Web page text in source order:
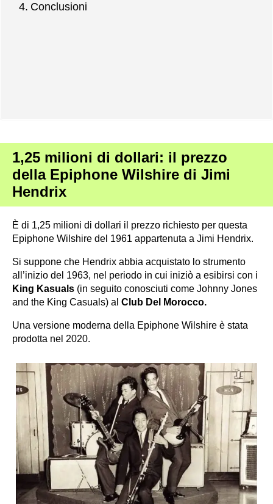
Conclusioni
1,25 milioni di dollari: il prezzo
della Epiphone Wilshire di Jimi
Hendrix
È di 1,25 milioni di dollari il prezzo richiesto per questa
Epiphone Wilshire del 1961 appartenuta a Jimi Hendrix.
Si suppone che Hendrix abbia acquistato lo strumento
all’inizio del 1963, nel periodo in cui iniziò a esibirsi con i
King Kasuals (in seguito conosciuti come Johnny Jones
and the King Casuals) al Club Del Morocco.
Una versione moderna della Epiphone Wilshire è stata
prodotta nel 2020.